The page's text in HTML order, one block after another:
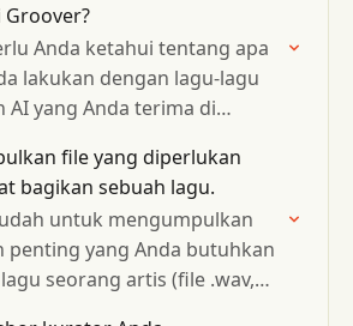
Anda ketahui tentang apa
lakukan dengan lagu-lagu
AI yang Anda terima di
file yang diperlukan
bagikan sebuah lagu.
untuk mengumpulkan
penting yang Anda butuhkan
seorang artis (file .wav,